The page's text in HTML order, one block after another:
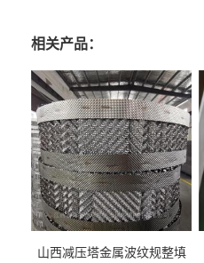
相关产品：
山西减压塔金属波纹规整填